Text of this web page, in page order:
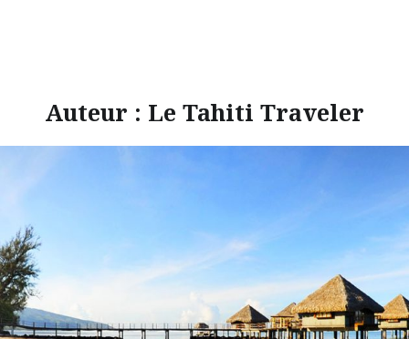
Auteur : Le Tahiti Traveler